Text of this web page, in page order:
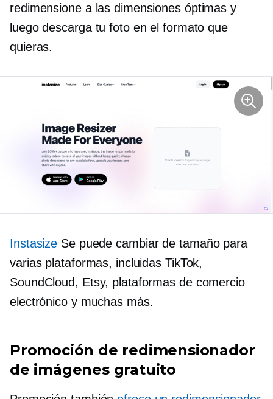
redimensione a las dimensiones óptimas y
luego descarga tu foto en el formato que
quieras.
Instasize Se puede cambiar de tamaño para
varias plataformas, incluidas TikTok,
SoundCloud, Etsy, plataformas de comercio
electrónico y muchas más.
Promoción de redimensionador
de imágenes gratuito